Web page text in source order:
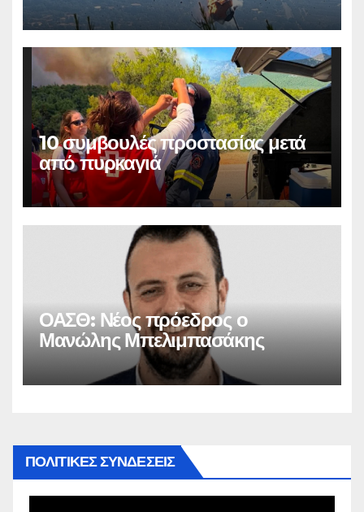
10 συμβουλές προστασίας μετά
από πυρκαγιά
ΟΑΣΘ: Νέος πρόεδρος ο
Μανώλης Μπελιμπασάκης
ΠΟΛΙΤΙΚΕΣ ΣΥΝΔΕΣΕΙΣ